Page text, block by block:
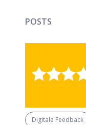
POSTS
Digitale Feedback